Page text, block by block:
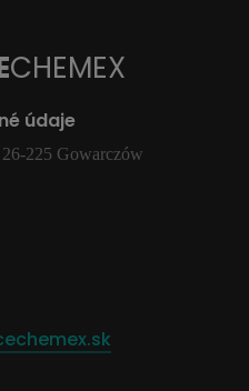
CHEMEX
údaje
225 Gowarczów